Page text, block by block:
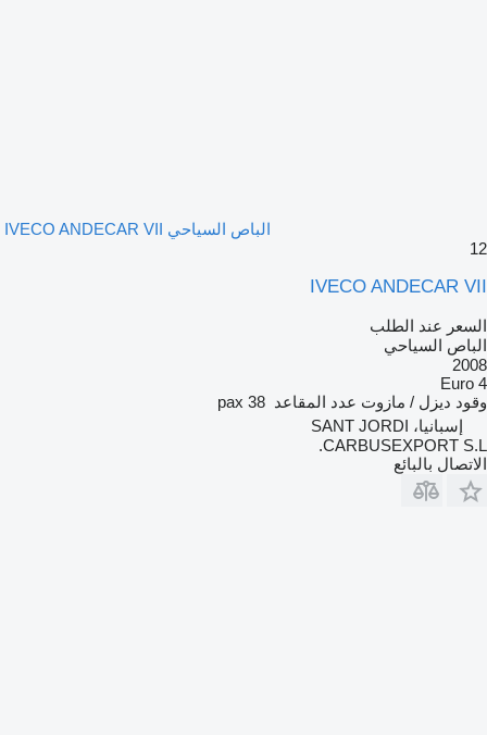
الباص السياحي IVECO ANDECAR VII
12
IVECO ANDECAR VII
السعر عند الطلب
الباص السياحي
2008
Euro 4
وقود ديزل / مازوت عدد المقاعد 38 pax
إسبانيا، SANT JORDI
CARBUSEXPORT S.L.
الاتصال بالبائع